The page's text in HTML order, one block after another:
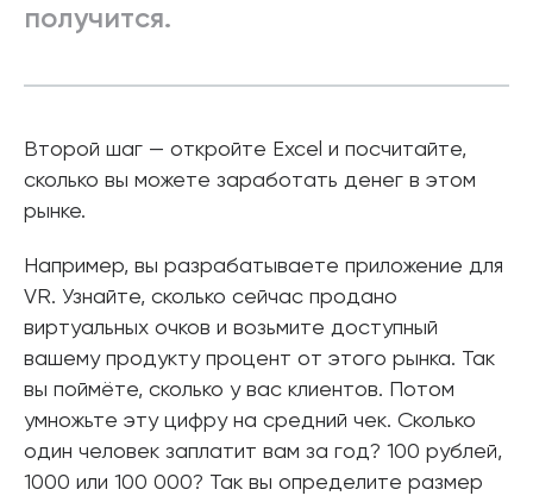
получится.
Второй шаг — откройте Excel и посчитайте,
сколько вы можете заработать денег в этом
рынке.
Например, вы разрабатываете приложение для
VR. Узнайте, сколько сейчас продано
виртуальных очков и возьмите доступный
вашему продукту процент от этого рынка. Так
вы поймёте, сколько у вас клиентов. Потом
умножьте эту цифру на средний чек. Сколько
один человек заплатит вам за год? 100 рублей,
1000 или 100 000? Так вы определите размер